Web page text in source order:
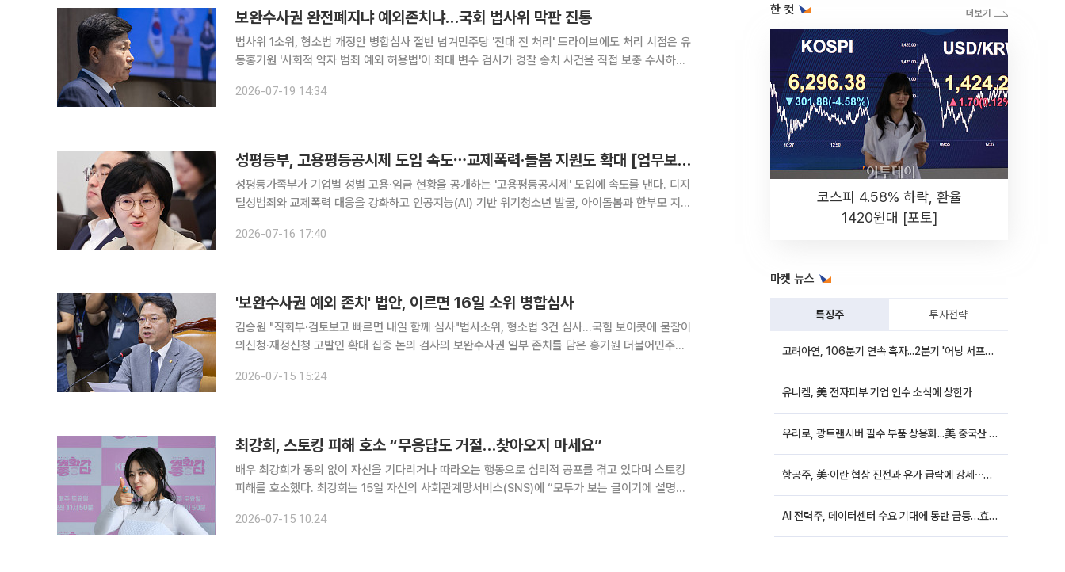
보완수사권 완전폐지냐 예외존치냐…국회 법사위 막판 진통
법사위 1소위, 형소법 개정안 병합심사 절반 넘겨민주당 '전대 전 처리' 드라이브에도 처리 시점은 유
동홍기원 '사회적 약자 범죄 예외 허용법'이 최대 변수 검사가 경찰 송치 사건을 직접 보충 수사하는
있다. 더불어민주당은 오는 8·17 전당대회 전 처리를 목
2026-07-19 14:34
성평등부, 고용평등공시제 도입 속도⋯교제폭력·돌봄 지원도 확대 [업무보고]
성평등가족부가 기업별 성별 고용·임금 현황을 공개하는 '고용평등공시제' 도입에 속도를 낸다. 디지
털성범죄와 교제폭력 대응을 강화하고 인공지능(AI) 기반 위기청소년 발굴, 아이돌봄과 한부모 지원
부 장관은 16일 청와대 영빈관에서 열린 이재명 대통령 주재
2026-07-16 17:40
'보완수사권 예외 존치' 법안, 이르면 16일 소위 병합심사
김승원 "직회부·검토보고 빠르면 내일 함께 심사"법사소위, 형소법 3건 심사…국힘 보이콧에 불참이
의신청·재정신청 고발인 확대 집중 논의 검사의 보완수사권 일부 존치를 담은 홍기원 더불어민주당
2026-07-15 15:24
최강희, 스토킹 피해 호소 “무응답도 거절…찾아오지 마세요”
배우 최강희가 동의 없이 자신을 기다리거나 따라오는 행동으로 심리적 공포를 겪고 있다며 스토킹
피해를 호소했다. 최강희는 15일 자신의 사회관계망서비스(SNS)에 “모두가 보는 글이기에 설명을
을 남기지 않으면 동의의 뜻으로 알고 차를 따라오겠다는 편지를
2026-07-15 10:24
한 컷
코스피 4.58% 하락, 환율
1420원대 [포토]
마켓 뉴스
특징주 투자전략
고려아연, 106분기 연속 흑자...2분기 '어닝 서프라이즈'에 장 초반 12%대 강세
유니켐, 美 전자피부 기업 인수 소식에 상한가
우리로, 광트랜시버 필수 부품 상용화...美 중국산 퇴출 추진에 상승세
항공주, 美·이란 협상 진전과 유가 급락에 강세⋯한진칼 8%↑
AI 전력주, 데이터센터 수요 기대에 동반 급등…효성중공업 10%↑